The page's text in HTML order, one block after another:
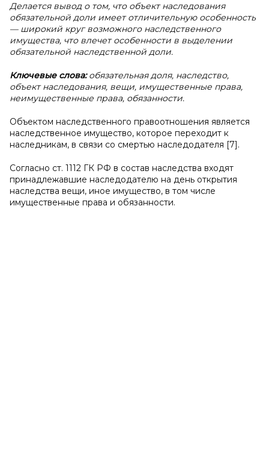
Делается вывод о том, что объект наследования
обязательной доли имеет отличительную особенность
— широкий круг возможного наследственного
имущества, что влечет особенности в выделении
обязательной наследственной доли.
Ключевые слова:обязательная доля, наследство,
объект наследования, вещи, имущественные права,
неимущественные права, обязанности.
Объектом наследственного правоотношения является
наследственное имущество, которое переходит к
наследникам, в связи со смертью наследодателя [7].
Согласно ст. 1112 ГК РФ в состав наследства входят
принадлежавшие наследодателю на день открытия
наследства вещи, иное имущество, в том числе
имущественные права и обязанности.